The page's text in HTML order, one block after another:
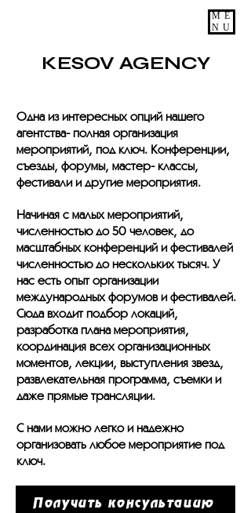
ME
NU
KESOV AGENCY
Одна из интересных опций нашего
агентства- полная организация
мероприятий, под ключ. Конференции,
съезды, форумы, мастер- классы,
фестивали и другие мероприятия.
Начиная с малых мероприятий,
численностью до 50 человек, до
масштабных конференций и фестивалей
численностью до нескольких тысяч. У
нас есть опыт организации
международных форумов и фестивалей.
Сюда входит подбор локаций,
разработка плана мероприятия,
координация всех организационных
моментов, лекции, выступления звезд,
развлекательная программа, съемки и
даже прямые трансляции.
С нами можно легко и надежно
организовать любое мероприятие под
ключ.
Получить консультацию